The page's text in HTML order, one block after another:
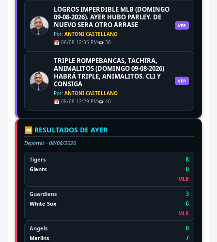
LOGROS IMPERDIBLE MLB (DOMINGO
09-08-2026). AYER HUBO PARLEY. DE
NUEVO SERA OTRO ARRASE
Por: ANTONI CASTELLANO
📅 08/08 12:35 PM👁️ 38
VER
TRIPLE ROMPEBANCAS, TACHIRA,
ANIMALITOS (DOMINGO 09-08-2026)
HABRÁ TRIPLE, ANIMALITOS. CLI Y
CONSIGA
Por: ANTONI CASTELLANO
📅 08/08 12:29 PM👁️ 40
VER
⏪ RESULTADOS DE AYER
Deportes - 08/08/2026
Tigers 8
Giants
0
MLB
Guardians 3
White Sox
6
MLB
Angels 0
Marlins
7